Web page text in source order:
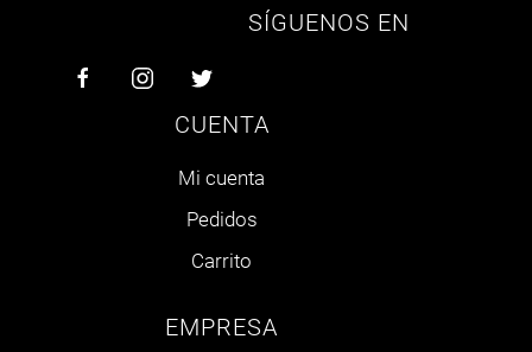
SÍGUENOS EN
CUENTA
Mi cuenta
Pedidos
Carrito
EMPRESA